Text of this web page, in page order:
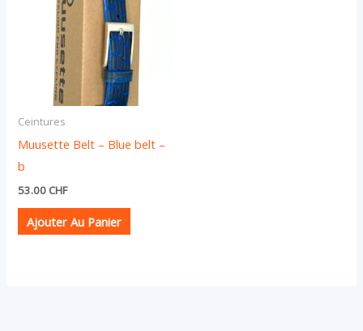
Ceintures
Muusette Belt – Blue belt –
b
53.00 CHF
Ajouter Au Panier